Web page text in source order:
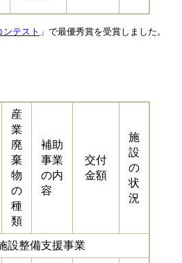
ンテスト 」で最優秀賞を受賞しました。
産
業
廃
棄
物
の
種
類
補助
事業
の内
容
交付
金額
施
設
の
状
況
設整備支援事業